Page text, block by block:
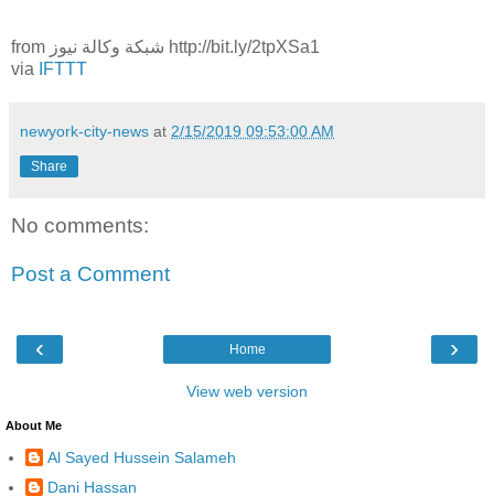
from شبكة وكالة نيوز http://bit.ly/2tpXSa1
via
IFTTT
newyork-city-news at 2/15/2019 09:53:00 AM
Share
No comments:
Post a Comment
‹ ›
Home
View web version
About Me
Al Sayed Hussein Salameh
Dani Hassan